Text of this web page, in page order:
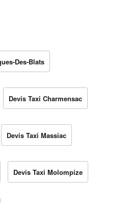
Des-Blats
Devis Taxi Charmensac
Devis Taxi Massiac
Devis Taxi Molompize